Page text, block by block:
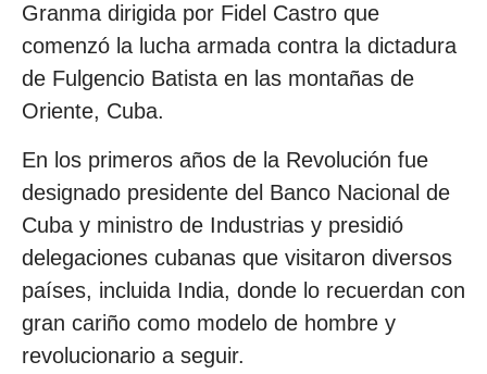
Granma dirigida por Fidel Castro que
comenzó la lucha armada contra la dictadura
de Fulgencio Batista en las montañas de
Oriente, Cuba.
En los primeros años de la Revolución fue
designado presidente del Banco Nacional de
Cuba y ministro de Industrias y presidió
delegaciones cubanas que visitaron diversos
países, incluida India, donde lo recuerdan con
gran cariño como modelo de hombre y
revolucionario a seguir.